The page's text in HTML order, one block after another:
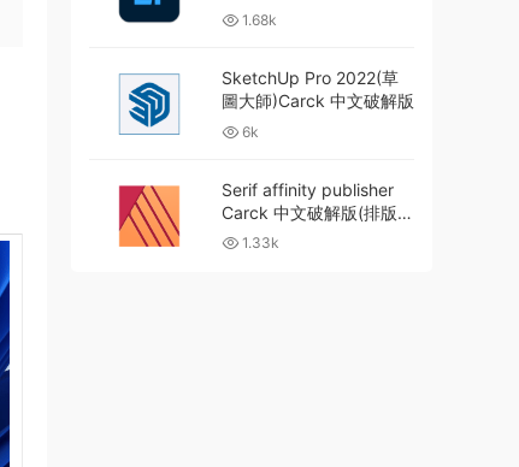
2024(Lr2024) Carck 中
1.68k
SketchUp Pro 2022(草
圖大師)Carck 中文破解版
6k
Serif affinity publisher
Carck 中文破解版(排版神
器)1.33k